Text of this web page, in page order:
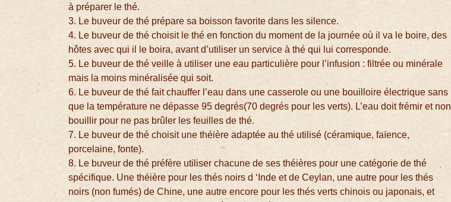
à préparer le thé.
3. Le buveur de thé prépare sa boisson favorite dans les silence.
4. Le buveur de thé choisit le thé en fonction du moment de la journée où il va le boire, des
hôtes avec qui il le boira, avant d’utiliser un service à thé qui lui corresponde.
5. Le buveur de thé veille à utiliser une eau particulière pour l’infusion : filtrée ou minérale
mais la moins minéralisée qui soit.
6. Le buveur de thé fait chauffer l’eau dans une casserole ou une bouilloire électrique sans
que la température ne dépasse 95 degrés(70 degrés pour les verts). L’eau doit frémir et non
bouillir pour ne pas brûler les feuilles de thé.
7. Le buveur de thé choisit une théière adaptée au thé utilisé (céramique, faïence,
porcelaine, fonte).
8. Le buveur de thé préfère utiliser chacune de ses théières pour une catégorie de thé
spécifique. Une théière pour les thés noirs d ‘Inde et de Ceylan, une autre pour les thés
noirs (non fumés) de Chine, une autre encore pour les thés verts chinois ou japonais, et